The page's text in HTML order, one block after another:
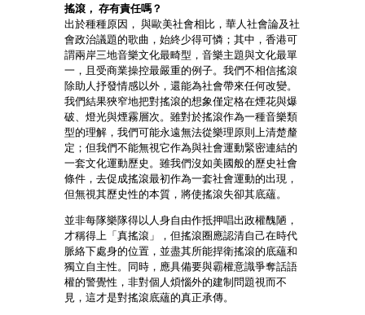
搖滾， 存有責任嗎？
出於種種原因， 與歐美社會相比，華人社會論及社
會政治議題的歌曲，始終少得可憐；其中，香港可
謂兩岸三地音樂文化最畸型，音樂主題與文化最單
一，且受商業操控最嚴重的例子。我們不相信搖滾
除助人抒發情感以外，還能為社會帶來任何改變。
我們結果狹窄地把對搖滾的想象僅定格在煙花與爆
破、燈光與煙霧層次。雖對於搖滾作為一種音樂類
型的理解，我們可能永遠無法從樂理原則上清楚釐
定；但我們不能無視它作為與社會運動緊密連結的
一套文化運動歷史。雖我們沒如美國般的歷史社會
條件，去促成搖滾最初作為一套社會運動的出現，
但無視其歷史性的本質，將使搖滾失卻其底蘊。
並非每隊樂隊得以人身自由作抵押唱出政權醜陋，
才稱得上「真搖滾」，但搖滾圈應認清自己在時代
脈絡下處身的位置，並盡其所能捍衛搖滾的底蘊和
獨立自主性。同時，應具備要與霸權意識爭奪話語
權的警覺性，非對個人煩惱外的建制問題視而不
見，這才是對搖滾底蘊的真正承傳。